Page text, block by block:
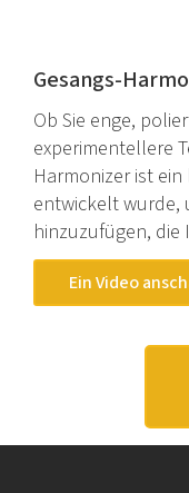
Gesangs-
Ob Sie enge,
experimentellere
Harmonizer ist
entwickelt wurde,
hinzuzufügen, die
Ein Video